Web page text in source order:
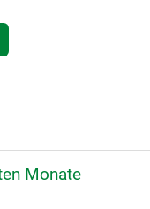
Monate